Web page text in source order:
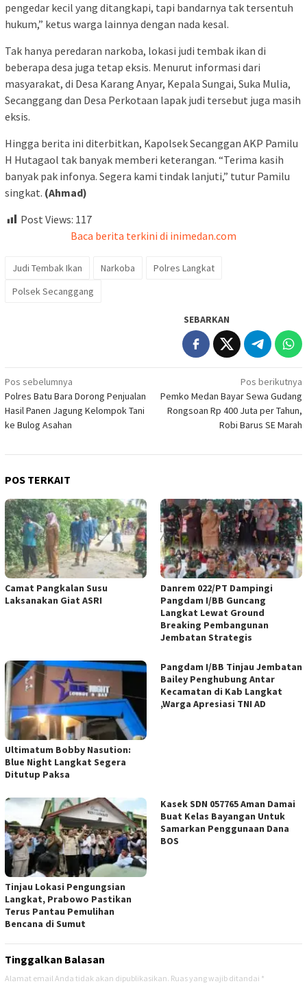
pengedar kecil yang ditangkapi, tapi bandarnya tak tersentuh
hukum,” ketus warga lainnya dengan nada kesal.
Tak hanya peredaran narkoba, lokasi judi tembak ikan di
beberapa desa juga tetap eksis. Menurut informasi dari
masyarakat, di Desa Karang Anyar, Kepala Sungai, Suka Mulia,
Secanggang dan Desa Perkotaan lapak judi tersebut juga masih
eksis.
Hingga berita ini diterbitkan, Kapolsek Secanggan AKP Pamilu
H Hutagaol tak banyak memberi keterangan. “Terima kasih
banyak pak infonya. Segera kami tindak lanjuti,” tutur Pamilu
singkat. (Ahmad)
Post Views: 117
Baca berita terkini di inimedan.com
Judi Tembak Ikan Narkoba
Polres Langkat
Polsek Secanggang
SEBARKAN
Navigasi
pos
Pos sebelumnya
Polres Batu Bara Dorong Penjualan
Hasil Panen Jagung Kelompok Tani
ke Bulog Asahan
Pos berikutnya
Pemko Medan Bayar Sewa Gudang
Rongsoan Rp 400 Juta per Tahun,
Robi Barus SE Marah
POS TERKAIT
Camat Pangkalan Susu
Laksanakan Giat ASRI
Danrem 022/PT Dampingi
Pangdam I/BB Guncang
Langkat Lewat Ground
Breaking Pembangunan
Jembatan Strategis
Ultimatum Bobby Nasution:
Blue Night Langkat Segera
Ditutup Paksa
Pangdam I/BB Tinjau Jembatan
Bailey Penghubung Antar
Kecamatan di Kab Langkat
,Warga Apresiasi TNI AD
Tinjau Lokasi Pengungsian
Langkat, Prabowo Pastikan
Terus Pantau Pemulihan
Bencana di Sumut
Kasek SDN 057765 Aman Damai
Buat Kelas Bayangan Untuk
Samarkan Penggunaan Dana
BOS
Tinggalkan Balasan
Alamat email Anda tidak akan dipublikasikan. Ruas yang wajib ditandai *